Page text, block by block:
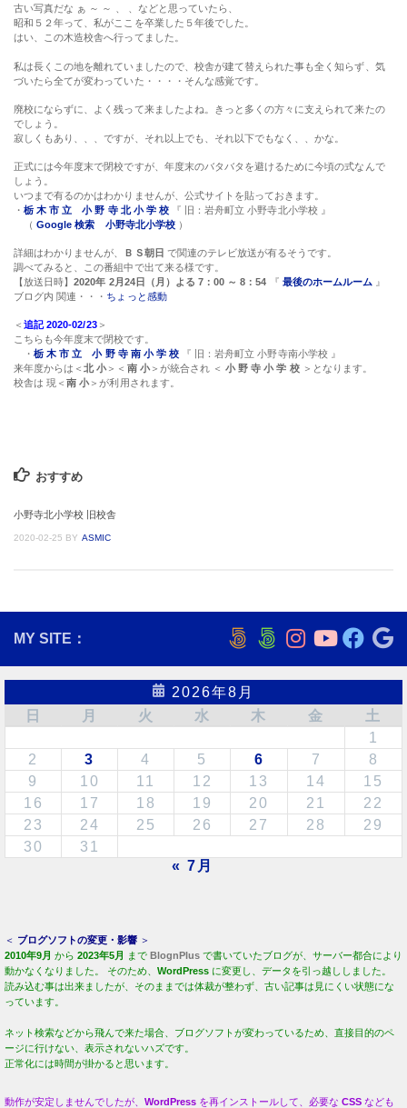
古い写真だな ぁ ～ ～ 、 、などと思っていたら、
昭和５２年って、私がここを卒業した５年後でした。
はい、この木造校舎へ行ってました。
私は長くこの地を離れていましたので、校舎が建て替えられた事も全く知らず、気
づいたら全てが変わっていた・・・・そんな感覚です。
廃校にならずに、よく残って来ましたよね。きっと多くの方々に支えられて来たの
でしょう。
寂しくもあり、、、ですが、それ以上でも、それ以下でもなく、、かな。
正式には今年度末で閉校ですが、年度末のバタバタを避けるために今頃の式なんで
しょう。
いつまで有るのかはわかりませんが、公式サイトを貼っておきます。
・栃 木 市 立 小 野 寺 北 小 学 校『 旧：岩舟町立 小野寺北小学校 』
（Google 検索 小野寺北小学校）
詳細はわかりませんが、 ＢＳ朝日 で関連のテレビ放送が有るそうです。
調べてみると、この番組中で出て来る様です。
【放送日時】2020年 2月24日（月）よる 7：00 ～ 8：54 『 最後のホームルーム 』
ブログ内 関連・・・ ちょっと感動
＜追記 2020-02/23＞
こちらも今年度末で閉校です。
・栃 木 市 立 小 野 寺 南 小 学 校 『 旧：岩舟町立 小野寺南小学校 』
来年度からは＜北 小＞＜ 南 小＞が統合され ＜小 野 寺 小 学 校＞となります。
校舎は 現＜南 小＞が利用されます。
おすすめ
小野寺北小学校 旧校舎
2020-02-25 BY ASMIC
MY SITE：
2026年8月
日
月 火 水 木 金
土
1
2
3 4 5 6 7
8
9
10 11 12 13 14
15
16
17 18 19 20 21
22
23
24 25 26 27 28
29
30
31
« 7月
＜ ブログソフトの変更・影響 ＞
2010年9月 から 2023年5月 まで BlognPlus で書いていたブログが、サーバー都合により
動かなくなりました。 そのため、 WordPress に変更し、データを引っ越ししました。
読み込む事は出来ましたが、そのままでは体裁が整わず、古い記事は見にくい状態にな
っています。
ネット検索などから飛んで来た場合、ブログソフトが変わっているため、直接目的のペ
ージに行けない、表示されないハズです。
正常化には時間が掛かると思います。
動作が安定しませんでしたが、 WordPress を再インストールして、必要な CSS なども